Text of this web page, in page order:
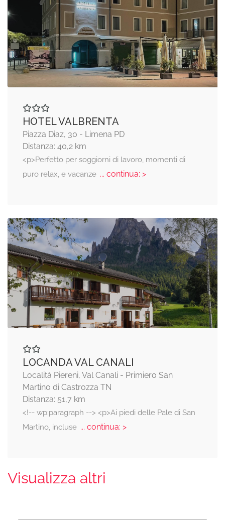
HOTEL VALBRENTA
Piazza Diaz, 30 - Limena PD
Distanza: 40,2 km
<p>Perfetto per soggiorni di lavoro, momenti di
puro relax, e vacanze... continua: >
LOCANDA VAL CANALI
Località Piereni, Val Canali - Primiero San
Martino di Castrozza TN
Distanza: 51,7 km
<!-- wp:paragraph --> <p>Ai piedi delle Pale di San
Martino, incluse... continua: >
Visualizza altri